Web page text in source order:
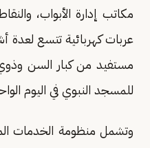
مكاتب إدارة الأبواب،
مستفيد من كبار السن وذوي
للمسجد النبوي في اليوم
وتشمل منظومة الخدمات